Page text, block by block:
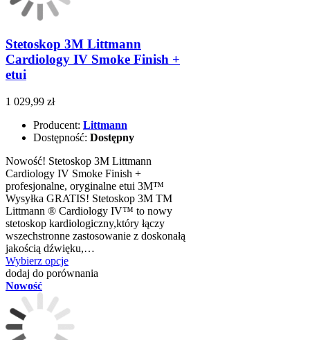
Stetoskop 3M Littmann
Cardiology IV Smoke Finish +
etui
1 029,99 zł
Producent: Littmann
Dostępność: Dostępny
Nowość! Stetoskop 3M Littmann
Cardiology IV Smoke Finish +
profesjonalne, oryginalne etui 3M™
Wysyłka GRATIS! Stetoskop 3M TM
Littmann ® Cardiology IV™ to nowy
stetoskop kardiologiczny,który łączy
wszechstronne zastosowanie z doskonałą
jakością dźwięku,…
Wybierz opcje
dodaj do porównania
Nowość